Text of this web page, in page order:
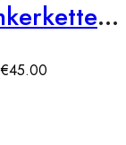
925er Sterling Silber Ankerkette Massiv 1,9 mm